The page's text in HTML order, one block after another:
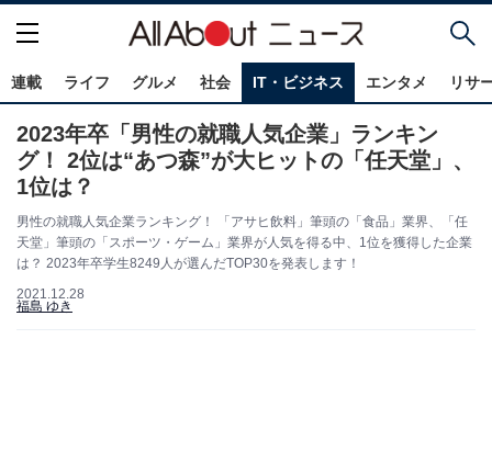
連載 ライフ グルメ 社会 IT・ビジネス エンタメ リサ
2023年卒「男性の就職人気企業」ランキン
グ！ 2位は“あつ森”が大ヒットの「任天堂」、
1位は？
男性の就職人気企業ランキング！ 「アサヒ飲料」筆頭の「食品」業界、「任
天堂」筆頭の「スポーツ・ゲーム」業界が人気を得る中、1位を獲得した企業
は？ 2023年卒学生8249人が選んだTOP30を発表します！
2021.12.28
福島 ゆき